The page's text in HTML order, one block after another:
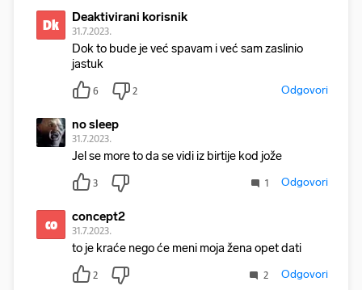
Dk Deaktivirani korisnik
31.7.2023.
Dok to bude je već spavam i već sam zaslinio
jastuk
6 2 Odgovori
no sleep
31.7.2023.
Jel se more to da se vidi iz birtije kod jože
3 1 Odgovori
co concept2
31.7.2023.
to je kraće nego će meni moja žena opet dati
2 2 Odgovori